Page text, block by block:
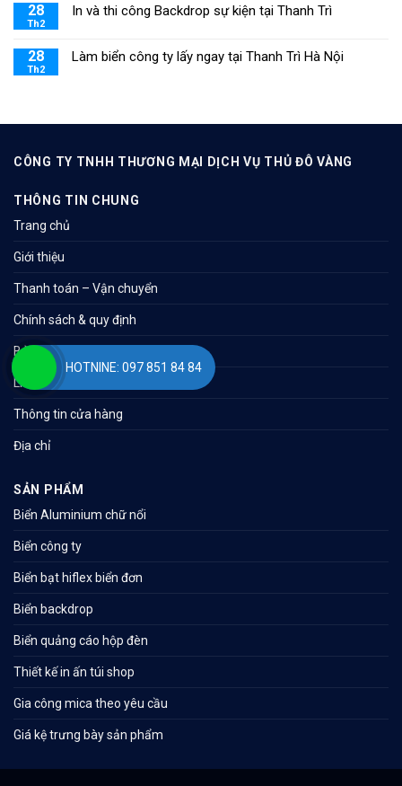
28
Th2
In và thi công Backdrop sự kiện tại Thanh Trì
28
Th2
Làm biển công ty lấy ngay tại Thanh Trì Hà Nội
CÔNG TY TNHH THƯƠNG MẠI DỊCH VỤ THỦ ĐÔ VÀNG
THÔNG TIN CHUNG
Trang chủ
Giới thiệu
Thanh toán – Vận chuyển
Chính sách & quy định
Bản đồ
Liên hệ
Thông tin cửa hàng
Địa chỉ
SẢN PHẨM
Biển Aluminium chữ nổi
Biển công ty
Biển bạt hiflex biển đơn
Biển backdrop
Biển quảng cáo hộp đèn
Thiết kế in ấn túi shop
Gia công mica theo yêu cầu
Giá kệ trưng bày sản phẩm
HOTNINE: 097 851 84 84